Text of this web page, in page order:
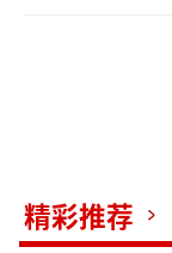
精彩推荐